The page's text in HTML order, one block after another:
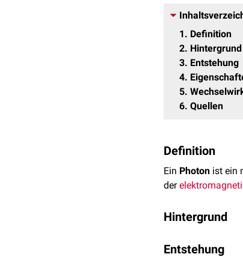
1
Definition
2 Hintergrund
3 Entstehung
4
5
6 Quellen
Definition
Ein Photon ist ein
der
Hintergrund
Während sich
Entstehung